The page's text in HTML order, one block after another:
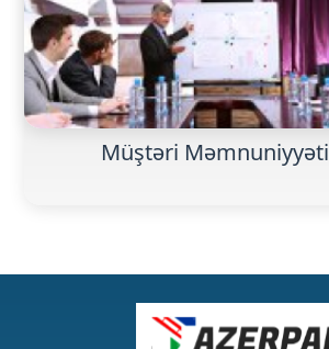
Müştəri Məmnuniyyəti